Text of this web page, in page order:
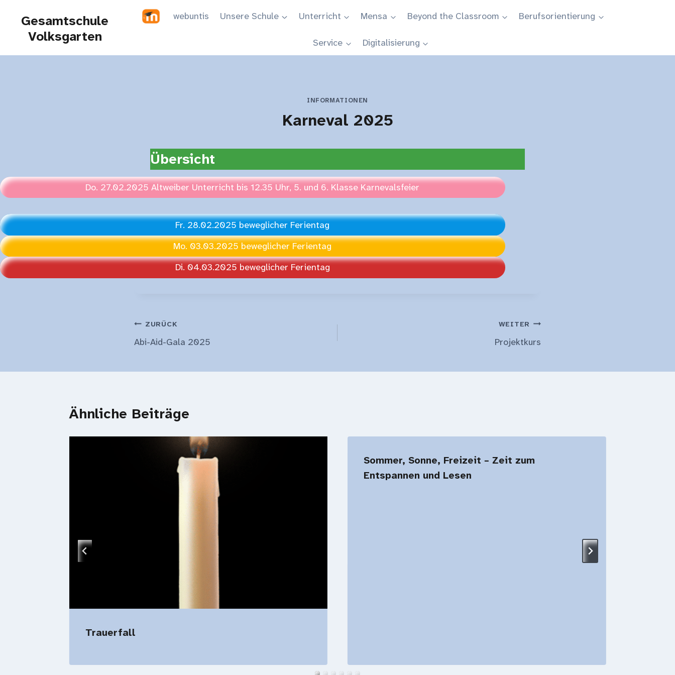
Inhalt
springen
Gesamtschule
Volksgarten
webuntis Unsere Schule Unterricht Mensa Beyond the Classroom Berufsorientierung
Service Digitalisierung
INFORMATIONEN
Karneval 2025
Übersicht
Do. 27.02.2025 Altweiber Unterricht bis 12.35 Uhr, 5. und 6. Klasse Karnevalsfeier
Fr. 28.02.2025 beweglicher Ferientag
Mo. 03.03.2025 beweglicher Ferientag
Di. 04.03.2025 beweglicher Ferientag
Beitragsnavigation
ZURÜCK
Abi-Aid-Gala 2025
WEITER
Projektkurs
Ähnliche Beiträge
Trauerfall
Sommer, Sonne, Freizeit – Zeit zum
Entspannen und Lesen